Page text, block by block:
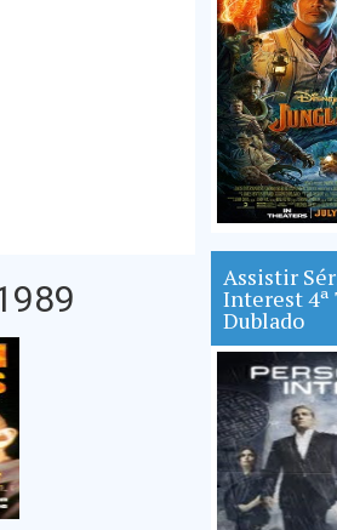
Assistir
Interest 4ª
Dublado